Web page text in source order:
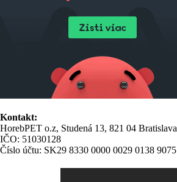
Kontakt:
HorebPET o.z, Studená 13, 821 04 Bratislava
IČO: 51030128
Číslo účtu: SK29 8330 0000 0029 0138 9075